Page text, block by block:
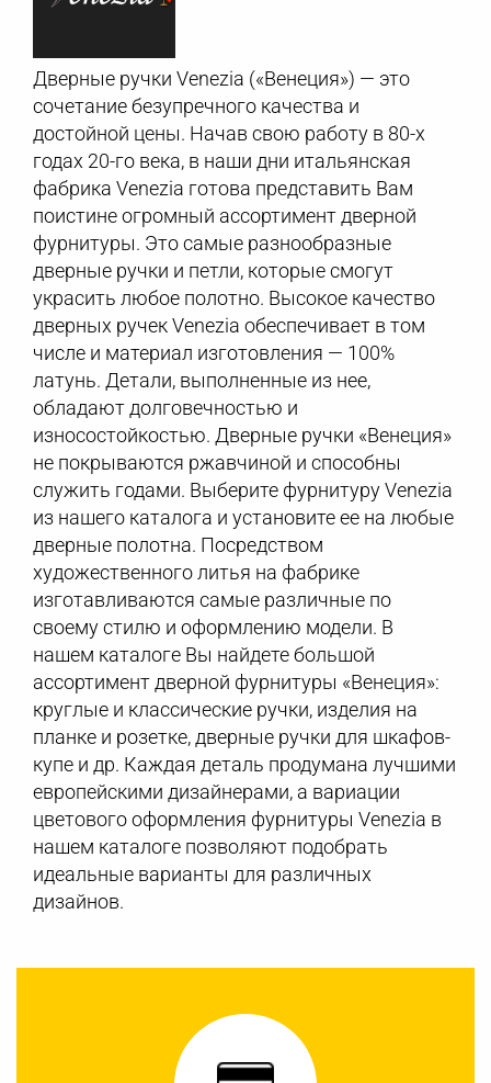
Дверные ручки Venezia («Венеция») — это
сочетание безупречного качества и
достойной цены. Начав свою работу в 80-х
годах 20-го века, в наши дни итальянская
фабрика Venezia готова представить Вам
поистине огромный ассортимент дверной
фурнитуры. Это самые разнообразные
дверные ручки и петли, которые смогут
украсить любое полотно. Высокое качество
дверных ручек Venezia обеспечивает в том
числе и материал изготовления — 100%
латунь. Детали, выполненные из нее,
обладают долговечностью и
износостойкостью. Дверные ручки «Венеция»
не покрываются ржавчиной и способны
служить годами. Выберите фурнитуру Venezia
из нашего каталога и установите ее на любые
дверные полотна. Посредством
художественного литья на фабрике
изготавливаются самые различные по
своему стилю и оформлению модели. В
нашем каталоге Вы найдете большой
ассортимент дверной фурнитуры «Венеция»:
круглые и классические ручки, изделия на
планке и розетке, дверные ручки для шкафов-
купе и др. Каждая деталь продумана лучшими
европейскими дизайнерами, а вариации
цветового оформления фурнитуры Venezia в
нашем каталоге позволяют подобрать
идеальные варианты для различных
дизайнов.